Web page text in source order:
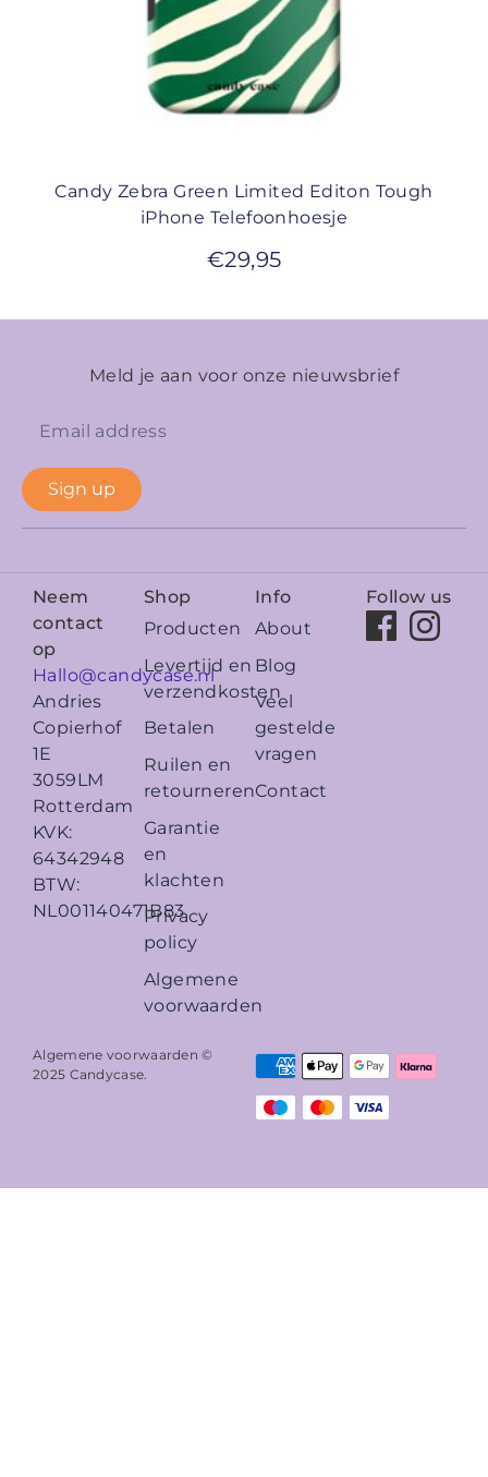
Candy Zebra Green Limited Editon Tough
iPhone Telefoonhoesje
€29,95
Meld je aan voor onze nieuwsbrief
Sign up
Neem
contact
op
Hallo@candycase.nl
Andries
Copierhof
1E
3059LM
Rotterdam
KVK:
64342948
BTW:
NL001140471B83
Shop
Producten
Levertijd en
verzendkosten
Betalen
Ruilen en
retourneren
Garantie
en
klachten
Privacy
policy
Algemene
voorwaarden
Info
About
Blog
Veel
gestelde
vragen
Contact
Follow us
Algemene voorwaarden ©
2025 Candycase.